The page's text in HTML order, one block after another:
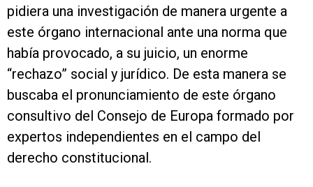
pidiera una investigación de manera urgente a
este órgano internacional ante una norma que
había provocado, a su juicio, un enorme
“rechazo” social y jurídico. De esta manera se
buscaba el pronunciamiento de este órgano
consultivo del Consejo de Europa formado por
expertos independientes en el campo del
derecho constitucional.